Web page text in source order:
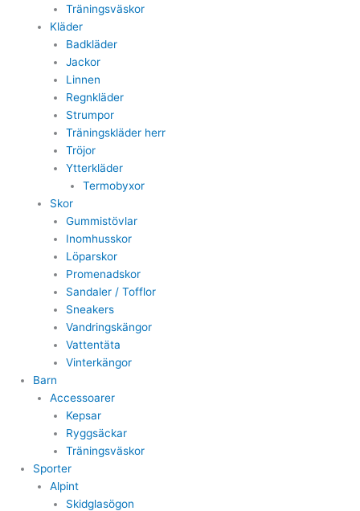
Träningsväskor
Kläder
Badkläder
Jackor
Linnen
Regnkläder
Strumpor
Träningskläder herr
Tröjor
Ytterkläder
Termobyxor
Skor
Gummistövlar
Inomhusskor
Löparskor
Promenadskor
Sandaler / Tofflor
Sneakers
Vandringskängor
Vattentäta
Vinterkängor
Barn
Accessoarer
Kepsar
Ryggsäckar
Träningsväskor
Sporter
Alpint
Skidglasögon